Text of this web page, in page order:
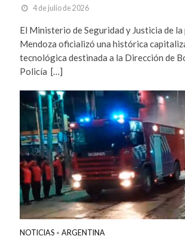
4 de julio de 2026
El Ministerio de Seguridad y Justicia de
Mendoza oficializó una histórica
tecnológica destinada a la Dirección de
Policía […]
NOTICIAS • ARGENTINA